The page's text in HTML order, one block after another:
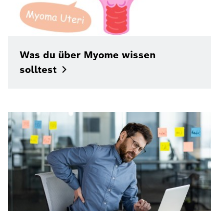
Was du über Myome wissen
solltest